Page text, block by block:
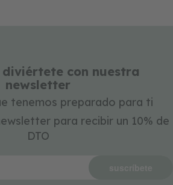
es aquí cuando
de los fonemas
su vocabulario se
acciones del
desarrolla el niño en esta
con nuestra
newsletter
tenemos preparado para ti
para recibir un 10% de
DTO